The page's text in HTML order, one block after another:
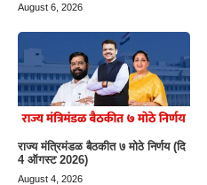
August 6, 2026
राज्य मंत्रिमंडळ बैठकीत ७ मोठे निर्णय (दि
4 ऑगस्ट 2026)
August 4, 2026